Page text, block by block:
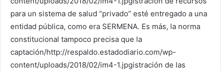
para un sistema de salud “privado” esté entregado a una
entidad pública, como era SERMENA. Es más, la norma
constitucional tampoco precisa que la
captación/http://respaldo.estadodiario.com/wp-
content/uploads/2018/02/im4-1.jpgistración de las